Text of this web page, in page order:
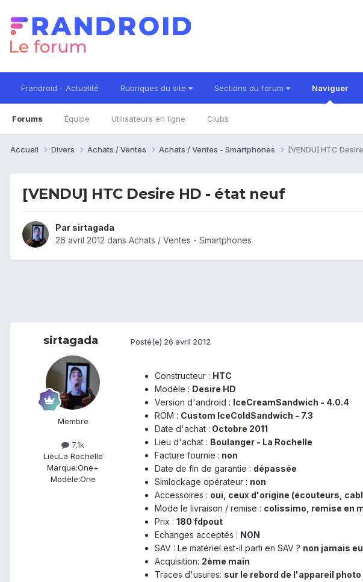
Frandroid - Actualité Rubriques du site Sections du forum Naviguer
Forums Équipe Utilisateurs en ligne Clubs
Accueil Divers Achats / Ventes Achats / Ventes - Smartphones [VENDU] HTC
[VENDU] HTC Desire HD - état neuf
Par sirtagada
26 avril 2012 dans Achats / Ventes - Smartphones
sirtagada
Membre
7,1k
LieuLa Rochelle
Marque:One+
Modèle:One
Posté(e) 26 avril 2012
Constructeur : HTC
Modèle : Desire HD
Version d'android : IceCreamSandwich - 4.0.4
ROM : Custom IceColdSandwich - 7.3
Date d'achat : Octobre 2011
Lieu d'achat : Boulanger - La Rochelle
Facture fournie : non
Date de fin de garantie : dépassée
Simlockage opérateur : non
Accessoires : oui, ceux d'origine (écouteurs,
Mode le livraison / remise : colissimo, remise en
Prix : 180 fdpout
Echanges acceptés : NON
SAV : Le matériel est-il parti en SAV ? non jamais
Acquisition: 2ème main
Traces d'usures: sur le rebord de l'appareil